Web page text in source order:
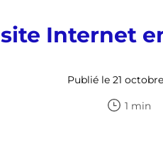
Internet
Publié le 21
1 min